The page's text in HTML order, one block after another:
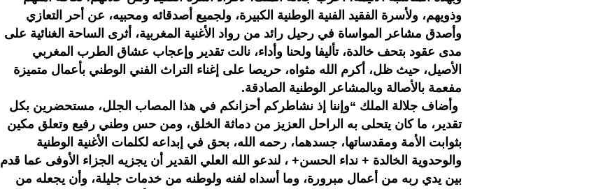
وذويهم، ولأسرة الفقيد الفنية الوطنية الكبيرة، ولجميع أصدقائه ومحبيه، عن أحر التعازي
وأصدق مشاعر المواساة في رحيل رائد من رواد الأغنية المغربية، أثرى الساحة الغنائية على
مدى عقود بتحف خالدة، تأليفا ولحنا وأداء، نالت تقدير وإعجاب عشاق الطرب المغربي
الأصيل، حيث ظل، أكرم الله مثواه، حريصا على إغناء التراث الفني الوطني بأعمال متميزة
مفعمة بالأصالة وبالمشاعر الوطنية الصادقة.
وأضاف جلالة الملك “وإننا إذ نشاطركم أحزانكم في هذا المصاب الجلل، مستحضرين بكل
تقدير، ما كان يتحلى به الراحل العزيز من دماثة الخلق، ومن حس وطني رفيع وتعلق مكين
بثوابت الأمة ومقدساتها، جسدهما، رحمه الله، بحق في إبداعه لكلمات الأغنية الوطنية
والوحدوية الخالدة + نداء الحسن+ ، لندعو الله العلي القدير أن يجزيه الجزاء الأوفى عما قدم
بين يدي ربه من أعمال مبرورة، وما أسداه لفنه ولوطنه من خدمات جليلة، وأن يجعله من